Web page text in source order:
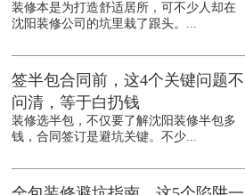
装修本是为打造舒适居所，可不少人却在
沈阳装修公司的坑里栽了跟头。...
签半包合同前，这4个关键问题不
问清，等于白扔钱
装修选半包，不仅要了解沈阳装修半包多
钱，合同签订是避坑关键。不少...